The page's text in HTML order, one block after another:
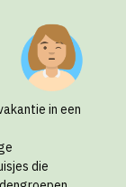
in een
die